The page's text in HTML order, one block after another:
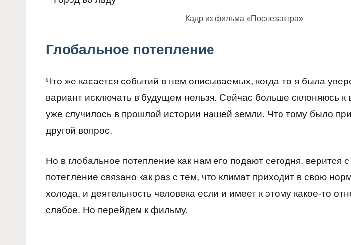
Кадр из фильма «Послезавтра»
Глобальное потепление
Что же касается событий в нем описываемых, когда-то я была
вариант исключать в будущем нельзя. Сейчас больше склоняюсь к
уже случилось в прошлой истории нашей земли. Что тому было
другой вопрос.
Но в глобальное потепление как нам его подают сегодня, верится
потепление связано как раз с тем, что климат приходит в свою
холода, и деятельность человека если и имеет к этому какое-то
слабое. Но перейдем к фильму.